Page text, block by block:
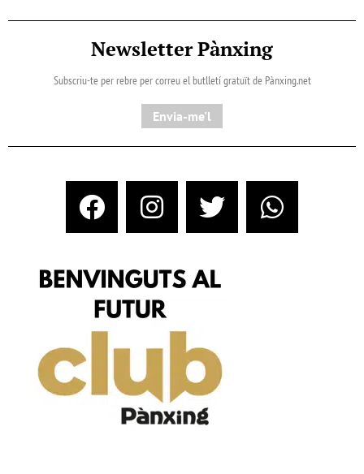
Newsletter Pànxing
Subscriu-te per rebre per correu el butlletí gratuït de Pànxing.net​
Envia-me'l